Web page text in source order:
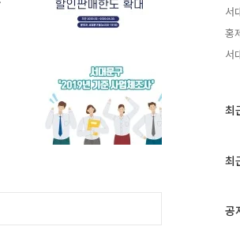
서
홍
서
최
과
글
최
최
공